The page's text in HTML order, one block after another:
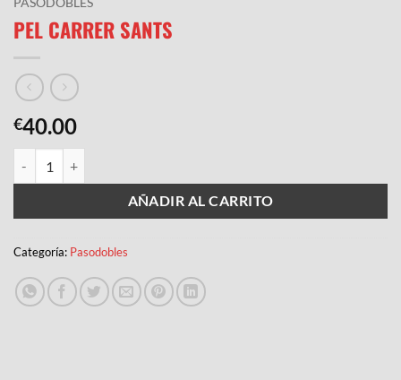
PEL CARRER SANTS
€40.00
AÑADIR AL CARRITO
Categoría: Pasodobles